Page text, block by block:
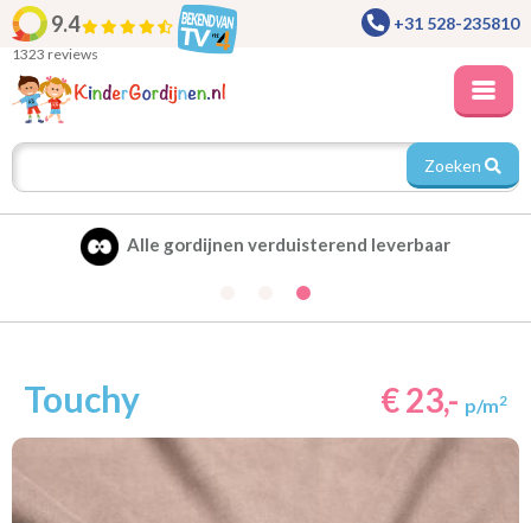
9.4
1323 reviews
+31 528-235810
Zoeken
Alle gordijnen verduisterend leverbaar
Touchy € 23,- p/m2